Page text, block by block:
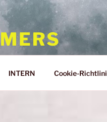
INTERN Cookie-